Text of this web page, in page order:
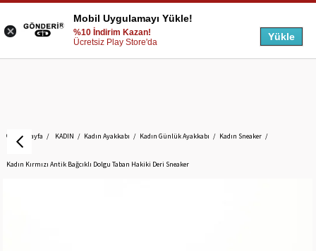
Anasayfa KADIN Kadın Ayakkabı Kadın Günlük Ayakkabı Kadın Sneaker
Kadın Kırmızı Antik Bağcıklı Dolgu Taban Hakiki Deri Sneaker
Mobil Uygulamayı Yükle!
%10 İndirim Kazan!
Ücretsiz Play Store'da
Yükle